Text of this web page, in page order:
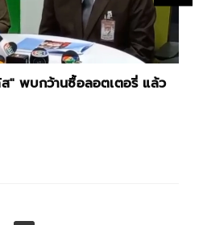
" พบกว้านซื้อลอตเตอรี่ แล้ว